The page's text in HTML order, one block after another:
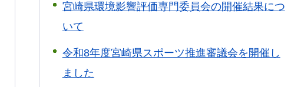
宮崎県環境影響評価専門委員会の開催結果につ
いて
令和8年度宮崎県スポーツ推進審議会を開催し
ました